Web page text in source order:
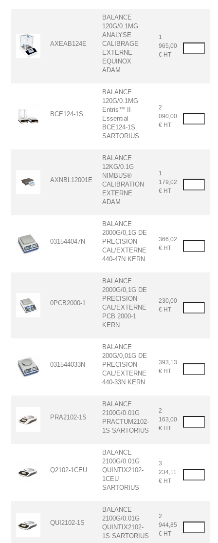
AXEAB124E
BALANCE
120G/0.1MG
ANALYSE
CALIBRAGE
EXTERNE
EQUINOX
ADAM
1
965,00
€ HT
BCE124-1S
BALANCE
120G/0.1MG
Entris™ II
Essential
BCE124-1S
SARTORIUS
2
090,00
€ HT
AXNBL12001E
BALANCE
12KG/0.1G
NIMBUS®
CALIBRATION
EXTERNE
ADAM
1
179,02
€ HT
031544047N
BALANCE
2000G/0,1G DE
PRECISION
CAL/EXTERNE
440-47N KERN
366,02
€ HT
0PCB2000-1
BALANCE
2000G/0,1G DE
PRECISION
CAL/EXTERNE
PCB 2000-1
KERN
230,00
€ HT
031544033N
BALANCE
200G/0,01G DE
PRECISION
CAL/EXTERNE
440-33N KERN
393,13
€ HT
PRA2102-1S
BALANCE
2100G/0.01G
PRACTUM2102-
1S SARTORIUS
2
163,00
€ HT
Q2102-1CEU
BALANCE
2100G/0.01G
QUINTIX2102-
1CEU
SARTORIUS
3
234,11
€ HT
QUI2102-1S
BALANCE
2100G/0.01G
QUINTIX2102-
1S SARTORIUS
2
944,85
€ HT